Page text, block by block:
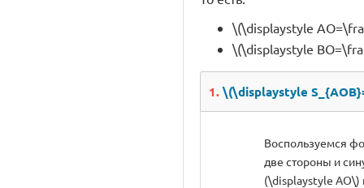
\(\displaystyle
\(\displaystyle
1.\(\displaystyle
Воспользуемся
две стороны и
(\displaystyle AO\)